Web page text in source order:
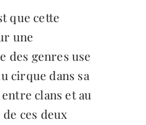
que cette
une
des genres use
cirque dans sa
clans et au
ces deux